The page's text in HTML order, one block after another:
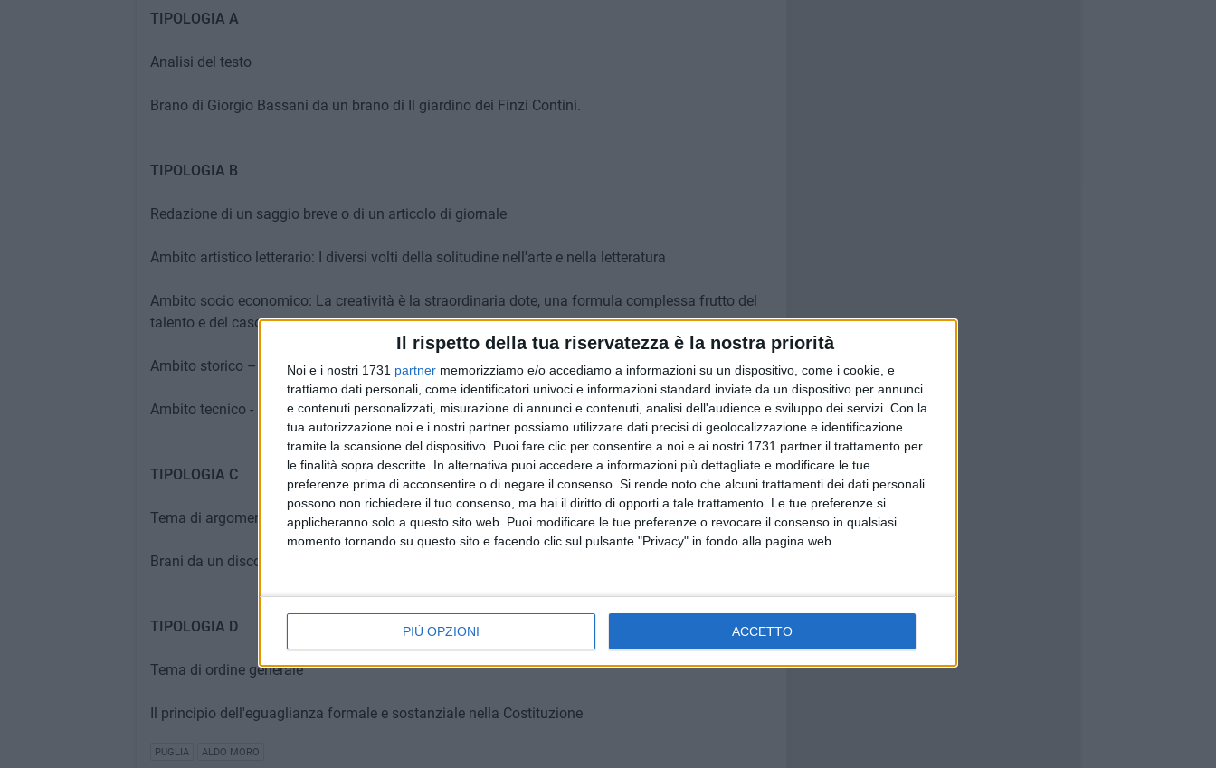
Il rispetto della tua riservatezza è la nostra priorità
Noi e i nostri 1731 partner memorizziamo e/o accediamo a informazioni su un dispositivo, come i cookie, e
trattiamo dati personali, come identificatori univoci e informazioni standard inviate da un dispositivo per annunci
e contenuti personalizzati, misurazione di annunci e contenuti, analisi dell'audience e sviluppo dei servizi. Con la
tua autorizzazione noi e i nostri partner possiamo utilizzare dati precisi di geolocalizzazione e identificazione
tramite la scansione del dispositivo. Puoi fare clic per consentire a noi e ai nostri 1731 partner il trattamento per
le finalità sopra descritte. In alternativa puoi accedere a informazioni più dettagliate e modificare le tue
preferenze prima di acconsentire o di negare il consenso. Si rende noto che alcuni trattamenti dei dati personali
possono non richiedere il tuo consenso, ma hai il diritto di opporti a tale trattamento. Le tue preferenze si
applicheranno solo a questo sito web. Puoi modificare le tue preferenze o revocare il consenso in qualsiasi
momento tornando su questo sito e facendo clic sul pulsante "Privacy" in fondo alla pagina web.
PIÙ OPZIONI ACCETTO
TIPOLOGIA A
Analisi del testo
Brano di Giorgio Bassani da un brano di Il giardino dei Finzi Contini.
TIPOLOGIA B
Redazione di un saggio breve o di un articolo di giornale
Ambito artistico letterario: I diversi volti della solitudine nell'arte e nella letteratura
Ambito socio economico: La creatività è la straordinaria dote, una formula complessa frutto del
talento e del caso
Ambito storico – politico: Masse e propaganda
Ambito tecnico - scientifico: Il dibattito bioetico sulla clonazione
TIPOLOGIA C
Tema di argomento storico
Brani da un discorso di Aldo Moro e da un libro su De Gasperi e Aldo Moro e gli anni di piombo
TIPOLOGIA D
Tema di ordine generale
Il principio dell'eguaglianza formale e sostanziale nella Costituzione
PUGLIA ALDO MORO